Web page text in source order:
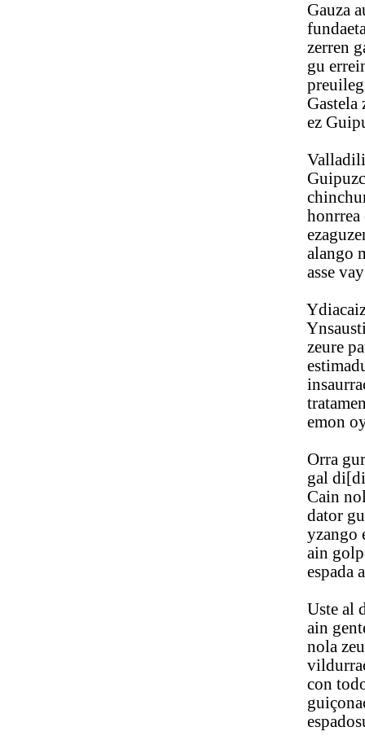
Gauza au
fundaetan
zerren
gu erreinu
Gastela zar
ez
Valladilico
chinchurrac
honrrea
ezaguzen
alango
asse vay
Ydiacaizco
Ynsaustico
zeure
estimadu
insaurrac
tratamentu
emon oy
Orra gure
gal di[di]la
Cain nolan
dator guri
yzango esta
ain golpe
espada
Uste al
ain gente
nola zeuen
vildurrac
con todo
guiçonac
espadosu